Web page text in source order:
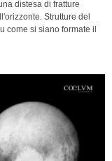
distesa di fratture
Strutture del
come si siano formate il